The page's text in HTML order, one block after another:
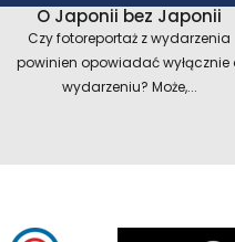
O Japonii bez Japonii
Czy fotoreportaż z wydarzenia
powinien opowiadać wyłącznie
wydarzeniu? Może,...